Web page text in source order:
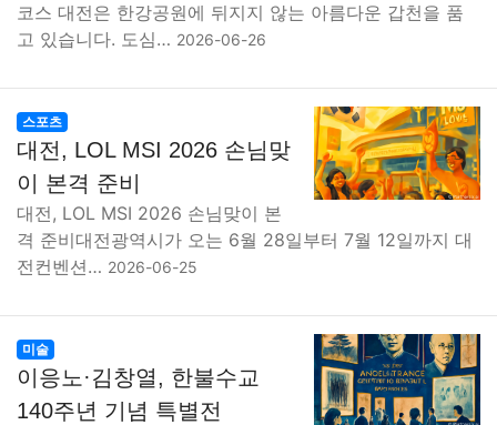
코스 대전은 한강공원에 뒤지지 않는 아름다운 갑천을 품
고 있습니다. 도심… 2026-06-26
스포츠
대전, LOL MSI 2026 손님맞
이 본격 준비
대전, LOL MSI 2026 손님맞이 본
격 준비대전광역시가 오는 6월 28일부터 7월 12일까지 대
전컨벤션… 2026-06-25
미술
이응노·김창열, 한불수교
140주년 기념 특별전